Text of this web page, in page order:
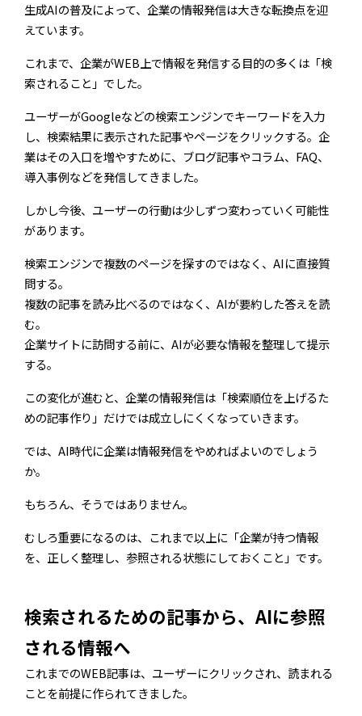
生成AIの普及によって、企業の情報発信は大きな転換点を迎
えています。
これまで、企業がWEB上で情報を発信する目的の多くは「検
索されること」でした。
ユーザーがGoogleなどの検索エンジンでキーワードを入力
し、検索結果に表示された記事やページをクリックする。企
業はその入口を増やすために、ブログ記事やコラム、FAQ、
導入事例などを発信してきました。
しかし今後、ユーザーの行動は少しずつ変わっていく可能性
があります。
検索エンジンで複数のページを探すのではなく、AIに直接質
問する。
複数の記事を読み比べるのではなく、AIが要約した答えを読
む。
企業サイトに訪問する前に、AIが必要な情報を整理して提示
する。
この変化が進むと、企業の情報発信は「検索順位を上げるた
めの記事作り」だけでは成立しにくくなっていきます。
では、AI時代に企業は情報発信をやめればよいのでしょう
か。
もちろん、そうではありません。
むしろ重要になるのは、これまで以上に「企業が持つ情報
を、正しく整理し、参照される状態にしておくこと」です。
検索されるための記事から、AIに参照
される情報へ
これまでのWEB記事は、ユーザーにクリックされ、読まれる
ことを前提に作られてきました。